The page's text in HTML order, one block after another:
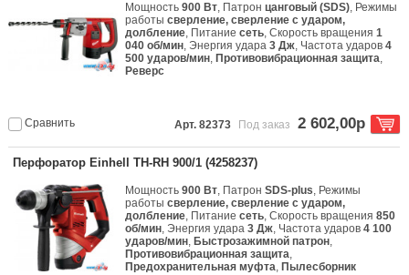
Мощность900 Вт, Патронцанговый (SDS), Режимы
работысверление, сверление с ударом,
долбление, Питаниесеть, Скорость вращения1
040 об/мин, Энергия удара3 Дж, Частота ударов4
500 ударов/мин, Противовибрационная защита,
Реверс
Сравнить Арт. 82373 Под заказ 2 602,00р
Перфоратор Einhell TH-RH 900/1 (4258237)
Мощность900 Вт, ПатронSDS-plus, Режимы
работысверление, сверление с ударом,
долбление, Питаниесеть, Скорость вращения850
об/мин, Энергия удара3 Дж, Частота ударов4 100
ударов/мин, Быстрозажимной патрон,
Противовибрационная защита,
Предохранительная муфта, Пылесборник